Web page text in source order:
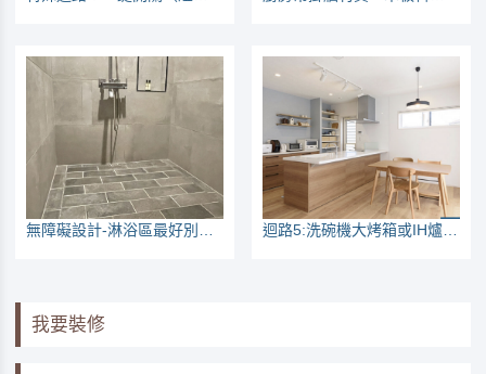
我要裝修